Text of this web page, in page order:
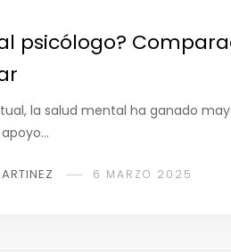
psicólogo?
la salud mental ha ganado
6 MARZO 2025